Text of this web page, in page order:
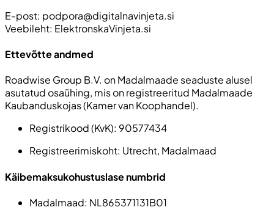
E-post: podpora@digitalnavinjeta.si
Veebileht: ElektronskaVinjeta.si
Ettevõtte andmed
Roadwise Group B.V. on Madalmaade seaduste alusel
asutatud osaühing, mis on registreeritud Madalmaade
Kaubanduskojas (Kamer van Koophandel).
Registrikood (KvK): 90577434
Registreerimiskoht: Utrecht, Madalmaad
Käibemaksukohustuslase numbrid
Madalmaad: NL865371131B01